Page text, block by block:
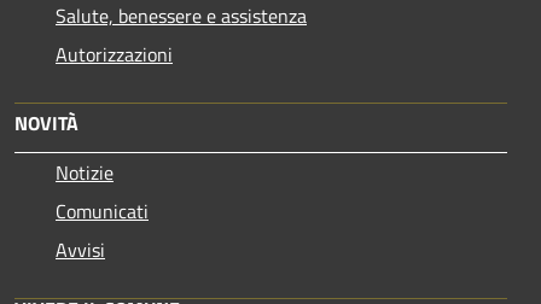
Salute, benessere e assistenza
Autorizzazioni
NOVITÀ
Notizie
Comunicati
Avvisi